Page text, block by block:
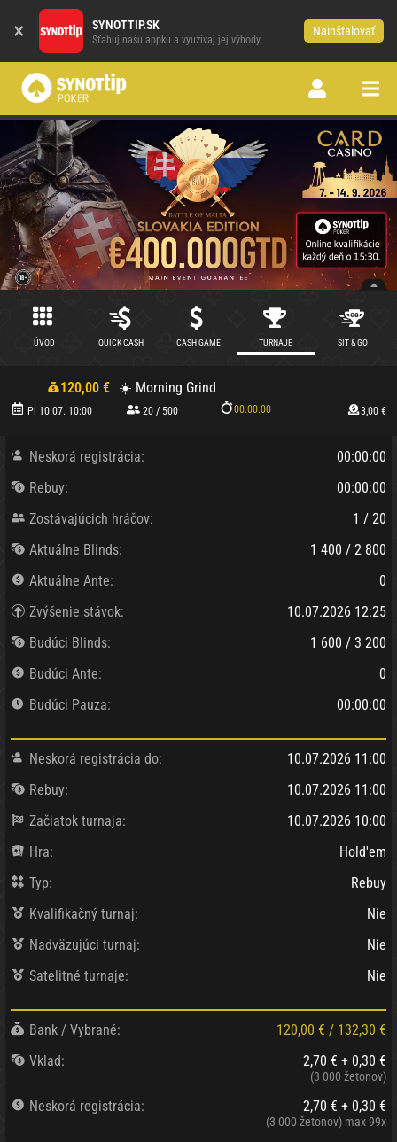
× SYNOTTIP.SK
Sťahuj našu appku a využívaj jej výhody.
Nainštalovať
ÚVOD QUICK CASH CASH GAME TURNAJE SIT & GO
120,00 € ☀️ Morning Grind
Pi 10.07. 10:00 20 / 500 00:00:00 3,00 €
Neskorá registrácia:
00:00:00
Rebuy:
00:00:00
Zostávajúcich hráčov:
1 / 20
Aktuálne Blinds:
1 400 / 2 800
Aktuálne Ante:
0
Zvýšenie stávok:
10.07.2026 12:25
Budúci Blinds:
1 600 / 3 200
Budúci Ante:
0
Budúci Pauza:
00:00:00
Neskorá registrácia do:
10.07.2026 11:00
Rebuy:
10.07.2026 11:00
Začiatok turnaja:
10.07.2026 10:00
Hra:
Hold'em
Typ:
Rebuy
Kvalifikačný turnaj:
Nie
Nadväzujúci turnaj:
Nie
Satelitné turnaje:
Nie
Bank / Vybrané: 120,00 € / 132,30 €
Vklad:
2,70 € + 0,30 €
(3 000 žetonov)
Neskorá registrácia: 2,70 € + 0,30 €
(3 000 žetonov) max 99x